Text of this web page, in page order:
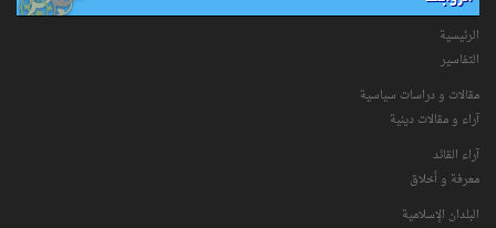
الرئيسية
التفاسیر
مقالات و دراسات سياسية
آراء و مقالات دينية
آراء القائد
معرفة و أخلاق
البلدان الإسلامية